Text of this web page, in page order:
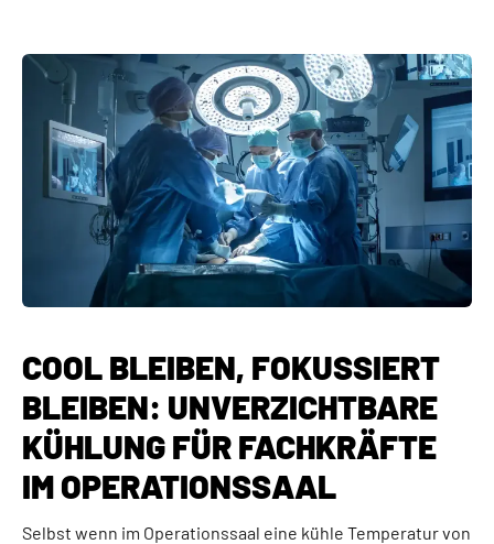
COOL BLEIBEN, FOKUSSIERT
BLEIBEN: UNVERZICHTBARE
KÜHLUNG FÜR FACHKRÄFTE
IM OPERATIONSSAAL
Selbst wenn im Operationssaal eine kühle Temperatur von